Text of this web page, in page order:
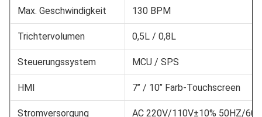
Max. Geschwindigkeit 130 BPM
Trichtervolumen 0,5L / 0,8L
Steuerungssystem MCU / SPS
HMI 7’’ / 10’’ Farb-Touchscreen
Stromversorgung
AC 220V/110V±10% 50HZ/